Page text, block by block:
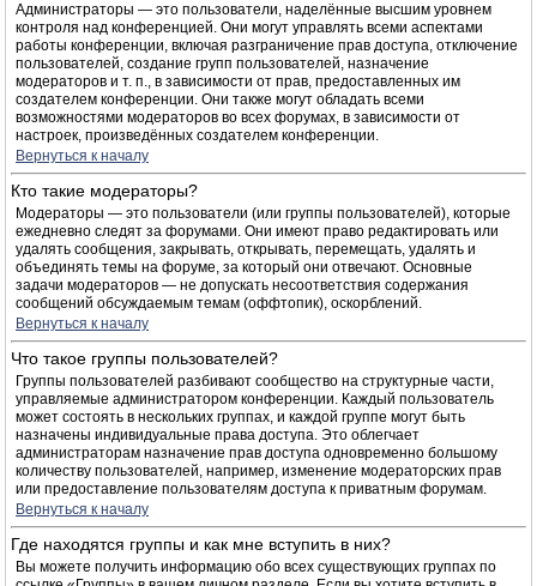
Администраторы — это пользователи, наделённые высшим уровнем
контроля над конференцией. Они могут управлять всеми аспектами
работы конференции, включая разграничение прав доступа, отключение
пользователей, создание групп пользователей, назначение
модераторов и т. п., в зависимости от прав, предоставленных им
создателем конференции. Они также могут обладать всеми
возможностями модераторов во всех форумах, в зависимости от
настроек, произведённых создателем конференции.
Вернуться к началу
Кто такие модераторы?
Модераторы — это пользователи (или группы пользователей), которые
ежедневно следят за форумами. Они имеют право редактировать или
удалять сообщения, закрывать, открывать, перемещать, удалять и
объединять темы на форуме, за который они отвечают. Основные
задачи модераторов — не допускать несоответствия содержания
сообщений обсуждаемым темам (оффтопик), оскорблений.
Вернуться к началу
Что такое группы пользователей?
Группы пользователей разбивают сообщество на структурные части,
управляемые администратором конференции. Каждый пользователь
может состоять в нескольких группах, и каждой группе могут быть
назначены индивидуальные права доступа. Это облегчает
администраторам назначение прав доступа одновременно большому
количеству пользователей, например, изменение модераторских прав
или предоставление пользователям доступа к приватным форумам.
Вернуться к началу
Где находятся группы и как мне вступить в них?
Вы можете получить информацию обо всех существующих группах по